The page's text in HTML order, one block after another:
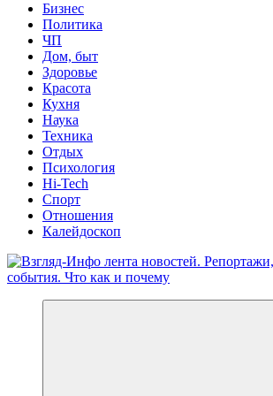
Бизнес
Политика
ЧП
Дом, быт
Здоровье
Красота
Кухня
Наука
Техника
Отдых
Психология
Hi-Tech
Спорт
Отношения
Калейдоскоп
Обо всем и обо всех, что зачем и почему.